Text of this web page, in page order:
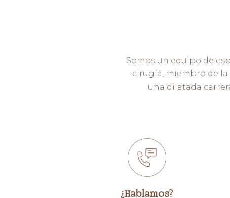
Somos un equipo de
cirugía, miembro de la
una dilatada
¿Hablamos?